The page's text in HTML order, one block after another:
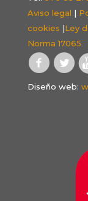
Aviso legal |
cookies |Ley
Norma 17065
Diseño web: